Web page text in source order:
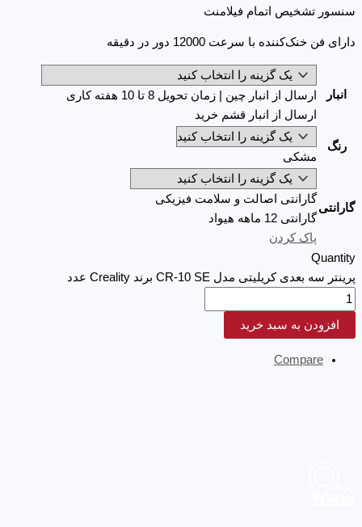
سنسور تشخیص اتمام فیلامنت
دارای فن خنک‌کننده با سرعت 12000 دور در دقیقه
انبار
ارسال از انبار چین | زمان تحویل 8 تا 10 هفته کاری
ارسال از انبار قشم خرید
رنگ
مشکی
گارانتی
گارانتی اصالت و سلامت فیزیکی
گارانتی 12 ماهه هیواد
پاک کردن
Quantity
پرینتر سه بعدی کریلیتی مدل CR-10 SE برند Creality عدد
افزودن به سبد خرید
Compare